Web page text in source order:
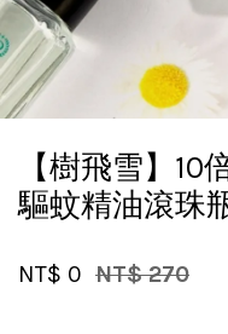
【樹飛雪】
驅蚊精油滾珠
NT$ 0 NT$ 270